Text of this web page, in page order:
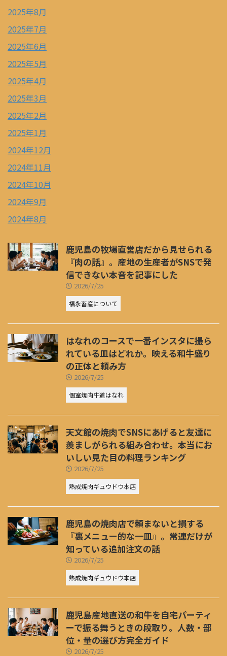
2025年8月
2025年7月
2025年6月
2025年5月
2025年4月
2025年3月
2025年2月
2025年1月
2024年12月
2024年11月
2024年10月
2024年9月
2024年8月
鹿児島の牧場直営店だから見せられる
『肉の話』。産地の生産者がSNSで発
信できない本音を記事にした
2026/7/25
福永畜産について
はなれのコースで一番インスタに撮ら
れている皿はどれか。映える和牛盛り
の正体と頼み方
2026/7/25
個室焼肉牛道はなれ
天文館の焼肉でSNSにあげると友達に
羨ましがられる組み合わせ。本当にお
いしい見た目の料理ランキング
2026/7/25
熟成焼肉ギュウドウ本店
鹿児島の焼肉店で頼まないと損する
『裏メニュー的な一皿』。常連だけが
知っている追加注文の話
2026/7/25
熟成焼肉ギュウドウ本店
鹿児島産地直送の和牛を自宅パーティ
ーで振る舞うときの段取り。人数・部
位・量の選び方完全ガイド
2026/7/25